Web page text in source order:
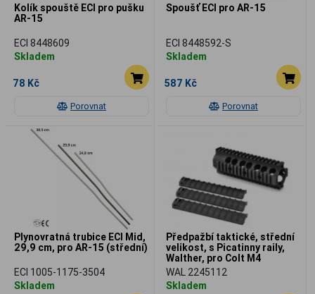
Porovnat
Kolík spouště ECI pro pušku
AR-15
ECI 8448609
Skladem
78 Kč
Porovnat
Spoušť ECI pro AR-15
ECI 8448592-S
Skladem
587 Kč
Plynovratná trubice ECI Mid,
29,9 cm, pro AR-15 (střední)
ECI 1005-1175-3504
Skladem
Předpažbí taktické, střední
velikost, s Picatinny raily,
Walther, pro Colt M4
WAL 2245112
Skladem